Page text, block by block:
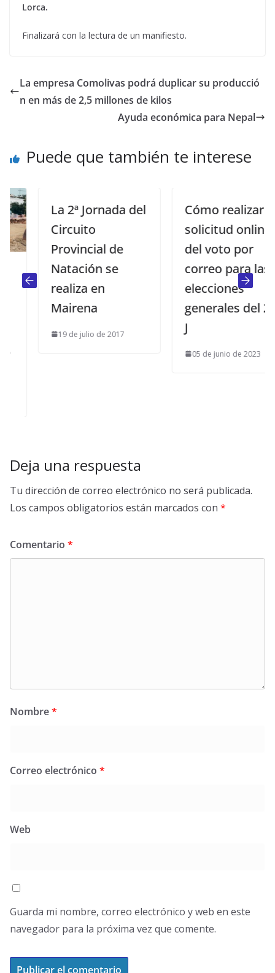
Lorca.
Finalizará con la lectura de un manifiesto.
La empresa Comolivas podrá duplicar su producció
n en más de 2,5 millones de kilos
Ayuda económica para Nepal
Puede que también te interese
La 2ª Jornada del
Circuito
Provincial de
Natación se
realiza en
Mairena
19 de julio de 2017
Cómo realizar la
solicitud online
del voto por
correo para las
elecciones
generales del 23-
05 de junio de 2023
Deja una respuesta
Tu dirección de correo electrónico no será publicada.
Los campos obligatorios están marcados con *
Comentario *
Nombre*
Correo electrónico *
Web
Guarda mi nombre, correo electrónico y web en este
navegador para la próxima vez que comente.